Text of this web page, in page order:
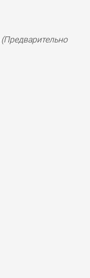
(Предварительно